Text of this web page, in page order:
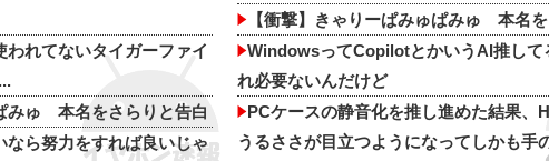
が即消える‼
めのラーメン欲」の原因は？ 脳の錯覚と真実
れてないタイガーファイ
みゅ 本名をさらりと告白
なら努力をすれば良いじゃ
【衝撃】きゃりーぱみゅぱみゅ 本名
WindowsってCopilotとかいうAI推して
れ必要ないんだけど
PCケースの静音化を推し進めた結果、
うるささが目立つようになってしかも手